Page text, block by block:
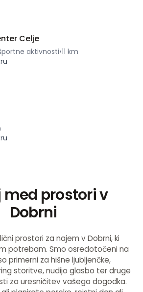
Celje
aktivnosti•11 km
med prostori v
Dobrni
prostori za najem v Dobrni, ki
potrebam. Smo osredotočeni na
primerni za hišne ljubljenčke,
storitve, nudijo glasbo ter druge
za uresničitev vašega dogodka.